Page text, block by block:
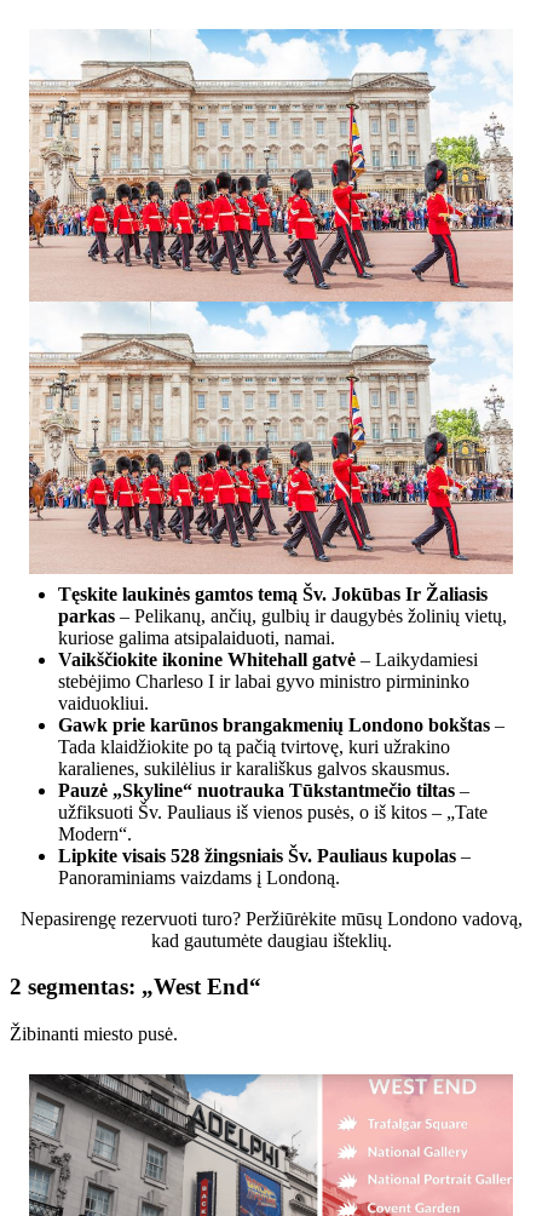
Tęskite laukinės gamtos temą Šv. Jokūbas Ir Žaliasis
parkas – Pelikanų, ančių, gulbių ir daugybės žolinių vietų,
kuriose galima atsipalaiduoti, namai.
Vaikščiokite ikonine Whitehall gatvė – Laikydamiesi
stebėjimo Charleso I ir labai gyvo ministro pirmininko
vaiduokliui.
Gawk prie karūnos brangakmenių Londono bokštas –
Tada klaidžiokite po tą pačią tvirtovę, kuri užrakino
karalienes, sukilėlius ir karališkus galvos skausmus.
Pauzė „Skyline“ nuotrauka Tūkstantmečio tiltas –
užfiksuoti Šv. Pauliaus iš vienos pusės, o iš kitos – „Tate
Modern“.
Lipkite visais 528 žingsniais Šv. Pauliaus kupolas –
Panoraminiams vaizdams į Londoną.
Nepasirengę rezervuoti turo? Peržiūrėkite mūsų Londono vadovą,
kad gautumėte daugiau išteklių.
2 segmentas: „West End“
Žibinanti miesto pusė.